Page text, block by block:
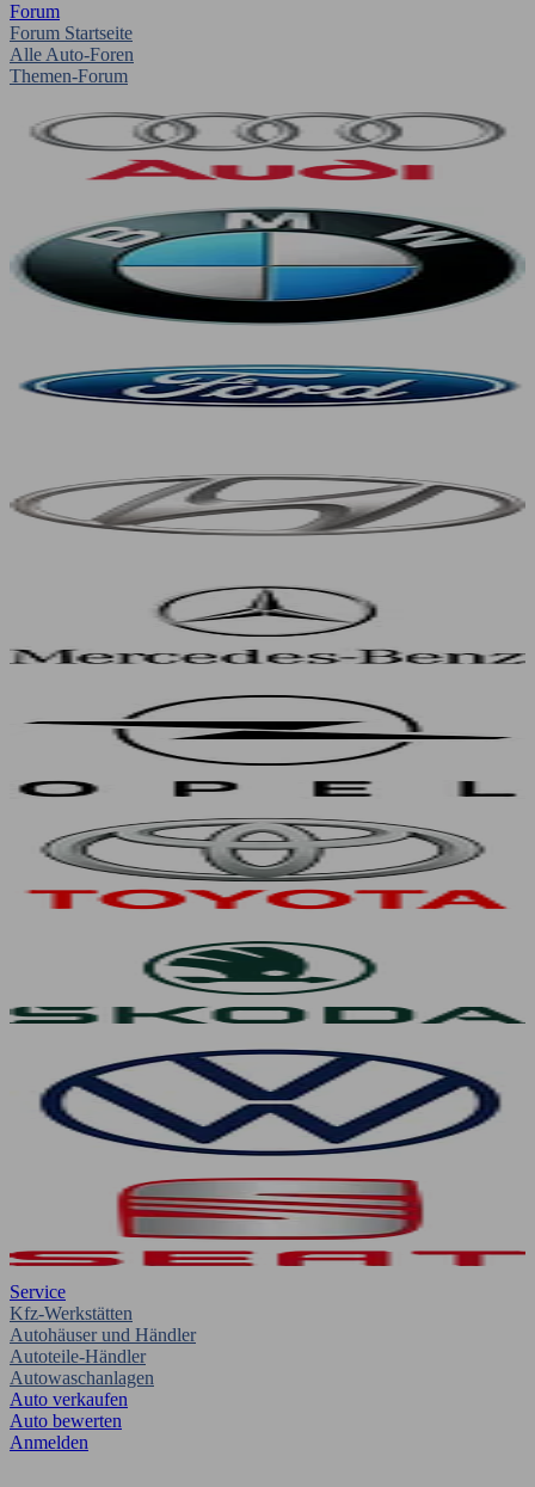
Forum
Forum Startseite
Alle Auto-Foren
Themen-Forum
Service
Kfz-Werkstätten
Autohäuser und Händler
Autoteile-Händler
Autowaschanlagen
Auto verkaufen
Auto bewerten
Anmelden